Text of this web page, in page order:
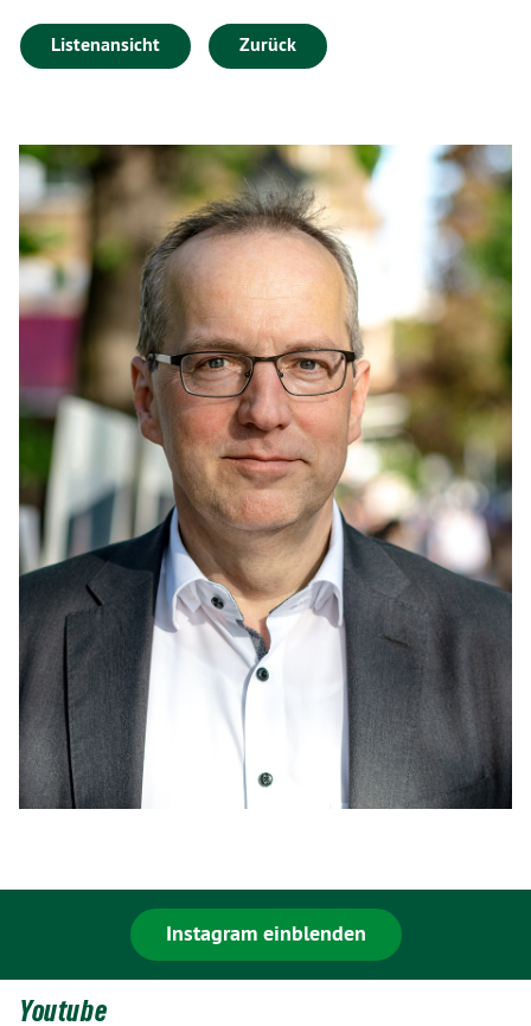
Listenansicht Zurück
Instagram einblenden
Youtube